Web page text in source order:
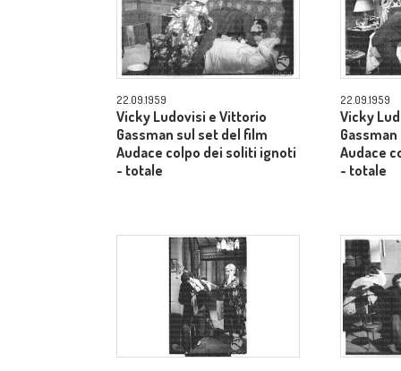
22.09.1959
Vicky Ludovisi e Vittorio
Gassman sul set del film
Audace colpo dei soliti ignoti
- totale
22.09.1959
Vicky
Audace
- totale